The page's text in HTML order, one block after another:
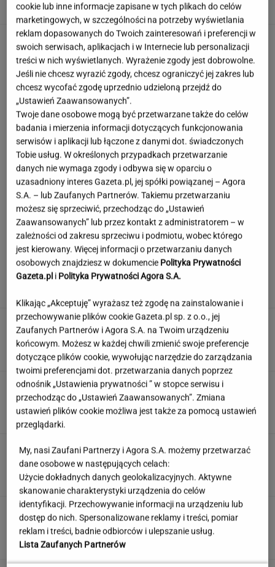
To najdłuższe jezioro w Polsce. Ma aż 16 wysp
Te kultowe teksty zapisały się w pamięci
wszystkich Polaków. Znasz je?
"Mam nadzieję, że zrobią trzecią część". Po 20
latach wywołał burzę
Jedno przekonanie może utrudniać życie
osobom z astygmatyzmem. Zwłaszcza latem
MATERIAŁ PROMOCYJNY
Uruchomili "Tindera dla
medyków". Szybko zgłosili się też adwokaci
SUBSKRYPCJA
cookie lub inne informacje zapisane w tych plikach do celów
marketingowych, w szczególności na potrzeby wyświetlania
reklam dopasowanych do Twoich zainteresowań i preferencji w
swoich serwisach, aplikacjach i w Internecie lub personalizacji
treści w nich wyświetlanych. Wyrażenie zgody jest dobrowolne.
Jeśli nie chcesz wyrazić zgody, chcesz ograniczyć jej zakres lub
chcesz wycofać zgodę uprzednio udzieloną przejdź do
„Ustawień Zaawansowanych”.
Twoje dane osobowe mogą być przetwarzane także do celów
badania i mierzenia informacji dotyczących funkcjonowania
serwisów i aplikacji lub łączone z danymi dot. świadczonych
Tobie usług. W określonych przypadkach przetwarzanie
danych nie wymaga zgody i odbywa się w oparciu o
uzasadniony interes Gazeta.pl, jej spółki powiązanej – Agora
S.A. – lub Zaufanych Partnerów. Takiemu przetwarzaniu
możesz się sprzeciwić, przechodząc do „Ustawień
Zaawansowanych” lub przez kontakt z administratorem – w
zależności od zakresu sprzeciwu i podmiotu, wobec którego
jest kierowany. Więcej informacji o przetwarzaniu danych
osobowych znajdziesz w dokumencie Polityka Prywatności
Gazeta.pl i Polityka Prywatności Agora S.A.
Klikając „Akceptuję” wyrażasz też zgodę na zainstalowanie i
przechowywanie plików cookie Gazeta.pl sp. z o.o., jej
Zaufanych Partnerów i Agora S.A. na Twoim urządzeniu
końcowym. Możesz w każdej chwili zmienić swoje preferencje
dotyczące plików cookie, wywołując narzędzie do zarządzania
twoimi preferencjami dot. przetwarzania danych poprzez
odnośnik „Ustawienia prywatności ” w stopce serwisu i
przechodząc do „Ustawień Zaawansowanych”. Zmiana
ustawień plików cookie możliwa jest także za pomocą ustawień
przeglądarki.
My, nasi Zaufani Partnerzy i Agora S.A. możemy przetwarzać
dane osobowe w następujących celach:
Użycie dokładnych danych geolokalizacyjnych. Aktywne
skanowanie charakterystyki urządzenia do celów
identyfikacji. Przechowywanie informacji na urządzeniu lub
dostęp do nich. Spersonalizowane reklamy i treści, pomiar
reklam i treści, badnie odbiorców i ulepszanie usług.
Lista Zaufanych Partnerów